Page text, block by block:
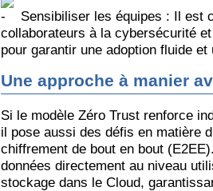
Sensibiliser les équipes : Il est
collaborateurs à la cybersécurité
pour garantir une adoption fluide
Une approche à manier
Si le modèle Zéro Trust renforce
il pose aussi des défis en matière
chiffrement de bout en bout
données directement au niveau
stockage dans le Cloud,